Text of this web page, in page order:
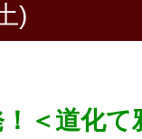
)
！＜道化